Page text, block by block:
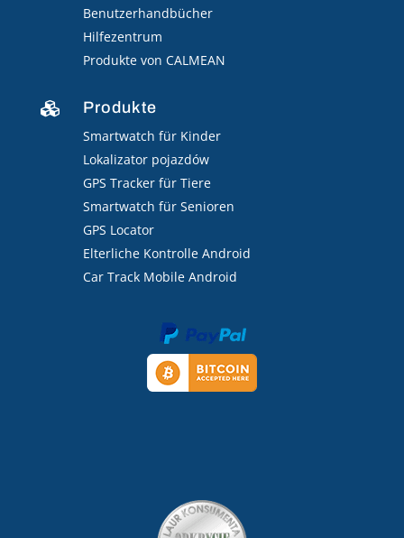
Benutzerhandbücher
Hilfezentrum
Produkte von CALMEAN
 Produkte
Smartwatch für Kinder
Lokalizator pojazdów
GPS Tracker für Tiere
Smartwatch für Senioren
GPS Locator
Elterliche Kontrolle Android
Car Track Mobile Android